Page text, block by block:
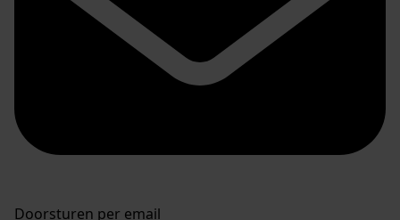
Doorsturen per email